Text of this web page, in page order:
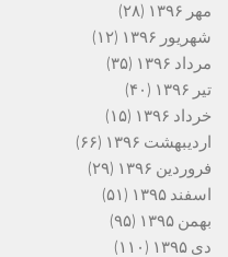
مهر ۱۳۹۶
(۲۸)
شهریور ۱۳۹۶
(۱۲)
مرداد ۱۳۹۶
(۳۵)
تیر ۱۳۹۶
(۴۰)
خرداد ۱۳۹۶
(۱۵)
اردیبهشت ۱۳۹۶
(۶۶)
فروردین ۱۳۹۶
(۲۹)
اسفند ۱۳۹۵
(۵۱)
بهمن ۱۳۹۵
(۹۵)
دی ۱۳۹۵
(۱۱۰)